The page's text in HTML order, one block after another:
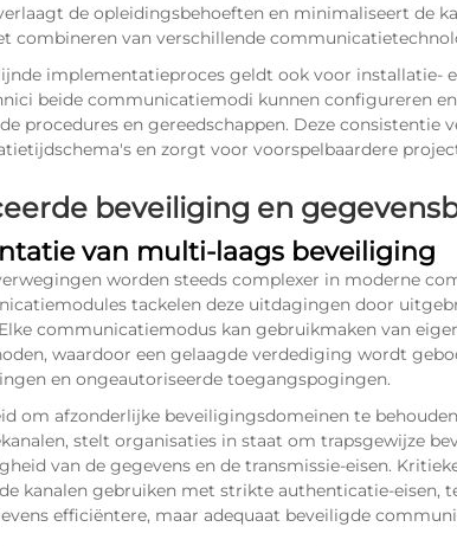
de opleidingsbehoeften en minimaliseert de
combineren van verschillende
implementatieproces geldt ook voor installatie-
beide communicatiemodi kunnen configureren
procedures en gereedschappen. Deze
en zorgt voor voorspelbaardere
beveiliging en
van multi-laags beveiliging
worden steeds complexer in moderne
tackelen deze uitdagingen door
communicatiemodus kan gebruikmaken van
waardoor een gelaagde verdediging wordt
en ongeautoriseerde toegangspogingen.
om afzonderlijke beveiligingsdomeinen te
stelt organisaties in staat om trapsgewijze
van de gegevens en de transmissie-eisen.
kanalen gebruiken met strikte authenticatie-eisen,
efficiëntere, maar adequaat beveiligde